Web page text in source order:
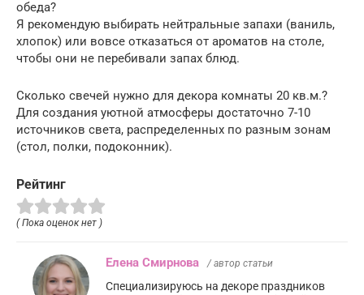
обеда?
Я рекомендую выбирать нейтральные запахи (ваниль,
хлопок) или вовсе отказаться от ароматов на столе,
чтобы они не перебивали запах блюд.
Сколько свечей нужно для декора комнаты 20 кв.м.?
Для создания уютной атмосферы достаточно 7-10
источников света, распределенных по разным зонам
(стол, полки, подоконник).
Рейтинг
( Пока оценок нет )
Елена Смирнова / автор статьи
Специализируюсь на декоре праздников